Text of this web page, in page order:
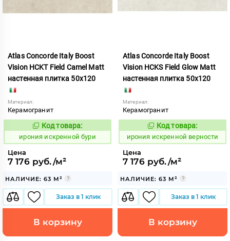
Atlas Concorde Italy Boost
Vision HCKT Field Camel Matt
настенная плитка 50x120
Материал:
Керамогранит
1098255
Код товара:
ирония искренной бури
Цена
7 176 руб./м²
НАЛИЧИЕ: 63 М²
Заказ в 1 клик
В корзину
Atlas Concorde Italy Boost
Vision HCKS Field Glow Matt
настенная плитка 50x120
Материал:
Керамогранит
1098256
Код товара:
ирония искренной верности
Цена
7 176 руб./м²
НАЛИЧИЕ: 63 М²
Заказ в 1 клик
В корзину